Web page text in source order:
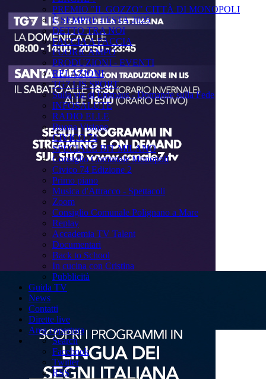
PREMIO "IL GOZZO" CITTÀ DI MONOPOLI
È SEMPRE FESTA 2025
DETTO TRA NOI
FACCIA A FACCIA
FUORICAMPO
PRODUZIONI - EVENTI
RELAZIONI
TG7 LIS SPORT
Sulla via di Emmaus - Domande sulla Fede
INFOSALUTE
RADIO ELLE
Buona Visione
CIVICO 74
SPECIALE BIT MILANO
Consiglio Comunale Monopoli
Civico 74 Edizione 2
Primo piano
Musica d'Attracco - Spettacoli
Zoom
Consiglio Comunale Polignano a Mare
Replay
Accademia TV Talent
Documentari
Back to School
In cucina con Cristina
Pubblicità
Guida TV
News
Contatti
Dirette live
Area copertura
Search
Facebook
Twitter
RSS